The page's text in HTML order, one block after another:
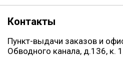
Контакты
Пункт-выдачи заказов и
Обводного канала, д.136, к.